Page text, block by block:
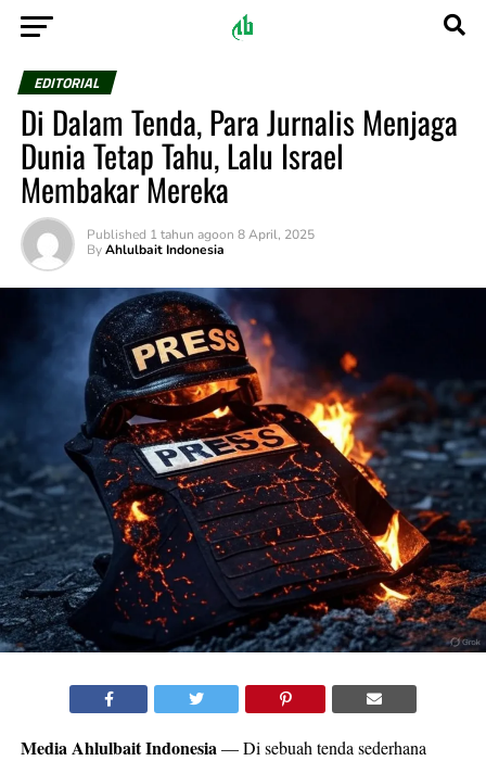
EDITORIAL
Di Dalam Tenda, Para Jurnalis Menjaga
Dunia Tetap Tahu, Lalu Israel
Membakar Mereka
Published 1 tahun agoon 8 April, 2025
By Ahlulbait Indonesia
Media Ahlulbait Indonesia — Di sebuah tenda sederhana